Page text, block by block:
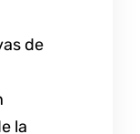
de
la